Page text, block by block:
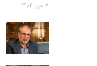
۶ مهر ۱۴۰۴